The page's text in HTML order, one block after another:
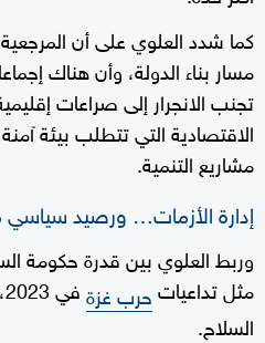
كما شدد العلوي على أن
مسار بناء الدولة، وأن هناك
تجنب الانجرار إلى صراعات
الاقتصادية التي تتطلب بيئة
مشاريع التنمية.
إدارة الأزمات… ورصيد سياسي
وربط العلوي بين قدرة حكومة
مثل تداعياتحرب غزة
السلاح.